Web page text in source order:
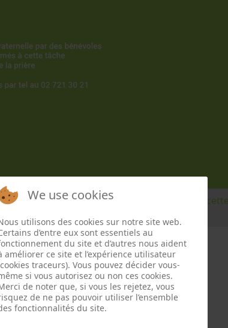
"> Bienvenue Présentation
par des bénévoles choisis et formés à
We use cookies
utilisons des cookies sur notre site web.
d’entre eux sont essentiels au
du site et d’autres nous aident
améliorer ce site et l’expérience utilisateur
traceurs). Vous pouvez décider vous-
si vous autorisez ou non ces cookies.
de noter que, si vous les rejetez, vous
de ne pas pouvoir utiliser l’ensemble
fonctionnalités du site.